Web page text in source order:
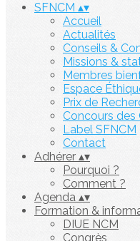
SFNCM ▴▾
Accueil
Actualités
Conseils &
Missions &
Membres
Espace
Prix de
Concours des
Label SFNCM
Contact
Adhérer ▴▾
Pourquoi ?
Comment ?
Agenda ▴▾
Formation &
DIUE NCM
Congrès